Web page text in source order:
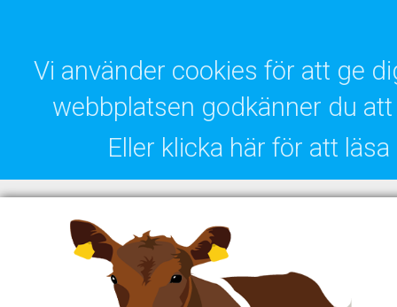
Vi använder cookies för att ge
webbplatsen godkänner du
Eller klicka här för att